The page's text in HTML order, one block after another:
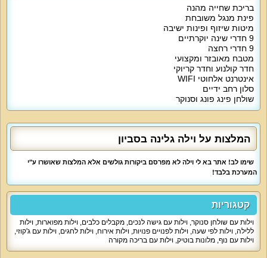
בריכת שחייה מהנה
פינת מנגל משובחת
מיטות שיזוף ופינות ישיבה
9 חדרי שינה יוקרתיים
9 חדרי רחצה
מטבח מאובזר ומקצועי
חדר קולנוע וחדר קריוקי
אינטרנט אלחוטי WIFI
סלון רחב ידיים
שולחן פינג פונג וסנוקר
משפחתית ל-12 סועדים.
אטרקציות מיוחדות בוילה:
חצר נופש מטופחת ומרווחת עם בריכה פרטית גדולה, ג'קוזי ספא מרגיע, מיטות
שיזוף, פינות ישיבה, שולחן פינג פונג, שולחן סנוקר, עמדת מנגל מאובזרת, בר
משקאות, פינת טלוויזיה חיצונית.
חדר קריוקי עם מערכת הגברה מקצועית ללא מגבלת רעש
מקרן, מסך גדול וכורסאות
אורחי הווילה נהנים מאינטרנט אלחוטי, חנייה מסודרת צמודה, אפשרות להזמין
תוספת של ארוחות או טיפולי ספא בתיאום מראש ועלות נוספת.
בתיאום מראש תקבלו מיטות ילדים או לול לתינוק.
מיוחד לדתיים:
למי זה מתאים
הווילה מאפשרת אירוח עם לינה עד 50 איש.
אירוח של משפחות, כמה משפחות יחד, קבוצות חברים, זוגות, קהל דתי ועוד. לנופש
בלבד.
המלצות על וילה גלינה בסביון
שימו לב! אתר בא לי וילה לא מפרסם ביקורות גולשים אלא המלצות שאושרו ע"י
המערכת בלבד!
קטגוריות
וילות עם שולחן סנוקר, וילות עם גישה לנכים, מקבלים כלבים, וילות מפוארות, וילות
ללילה, וילות לפי שעה, וילות לפנויים פנויות, וילות אירוח, וילות לחגים, וילות עם ג'קוזי,
וילות עם נוף, מלונות בוטיק, וילות עם בריכה מקורה